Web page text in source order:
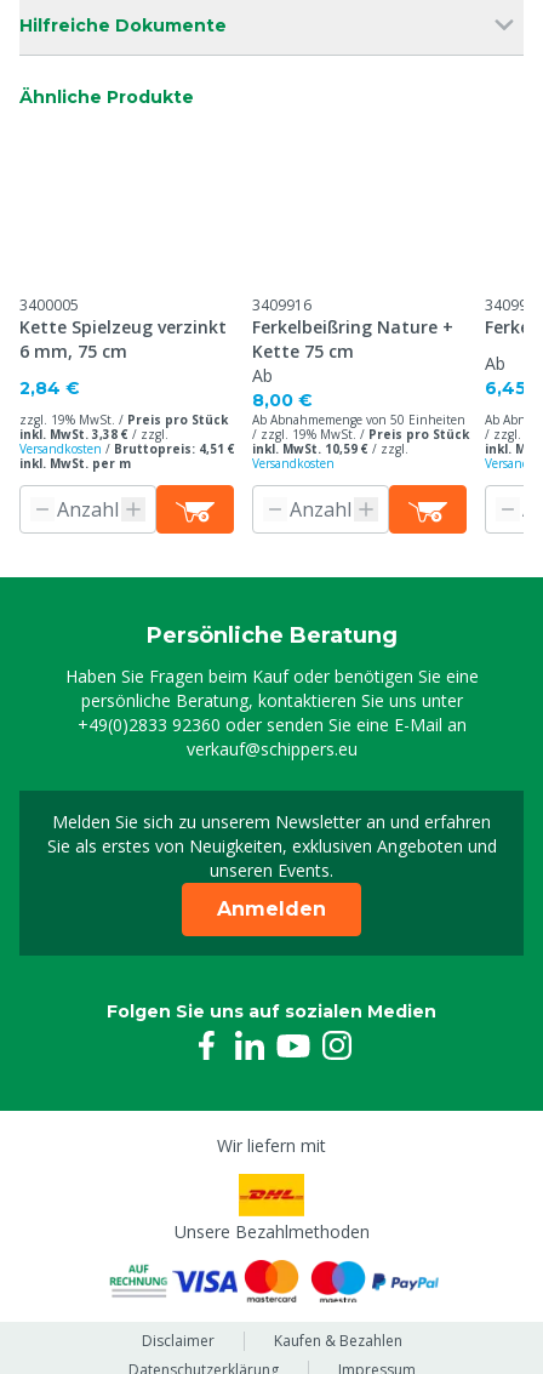
Hilfreiche Dokumente
Ähnliche Produkte
3400005
Kette Spielzeug verzinkt
6 mm, 75 cm
2,84 €
zzgl. 19% MwSt. / Preis pro Stück
inkl. MwSt. 3,38 € / zzgl.
Versandkosten / Bruttopreis: 4,51 €
inkl. MwSt. per m
3409916
Ferkelbeißring Nature +
Kette 75 cm
Ab
8,00 €
Ab Abnahmemenge von 50 Einheiten
/ zzgl. 19% MwSt. / Preis pro Stück
inkl. MwSt. 10,59 € / zzgl.
Versandkosten
3409917
Ab
6,45
Ab
/ zzgl.
inkl.
Persönliche Beratung
Haben Sie Fragen beim Kauf oder benötigen Sie eine
persönliche Beratung, kontaktieren Sie uns unter
+49(0)2833 92360 oder senden Sie eine E-Mail an
verkauf@schippers.eu
Melden Sie sich zu unserem Newsletter an und erfahren
Sie als erstes von Neuigkeiten, exklusiven Angeboten und
unseren Events.
Melden Sie sich für
Anmelden
Folgen Sie uns auf sozialen Medien
Wir liefern mit
Unsere Bezahlmethoden
Disclaimer
Kaufen & Bezahlen
Datenschutzerklärung
Impressum